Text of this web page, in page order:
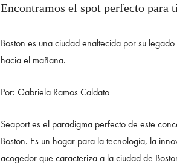
Encontramos el spot perfecto para ti
Boston es una ciudad enaltecida por su
hacia el mañana.
Por: Gabriela Ramos Caldato
Seaport es el paradigma perfecto de este
Boston. Es un hogar para la tecnología, la
acogedor que caracteriza a la ciudad de